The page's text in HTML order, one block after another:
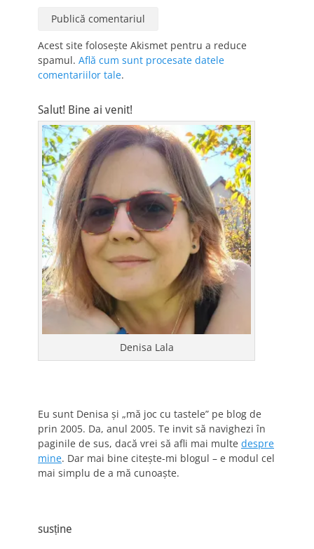
Acest site folosește Akismet pentru a reduce
spamul. Află cum sunt procesate datele
comentariilor tale.
Salut! Bine ai venit!
Denisa Lala
Eu sunt Denisa și „mă joc cu tastele” pe blog de
prin 2005. Da, anul 2005. Te invit să navighezi în
paginile de sus, dacă vrei să afli mai multe despre
mine. Dar mai bine citește-mi blogul – e modul cel
mai simplu de a mă cunoaște.
susține